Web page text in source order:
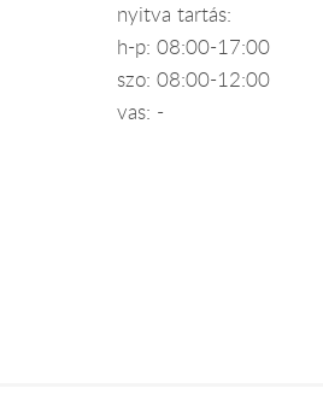
nyitva tartás:
h-p: 08:00-17:00
szo: 08:00-12:00
vas: -